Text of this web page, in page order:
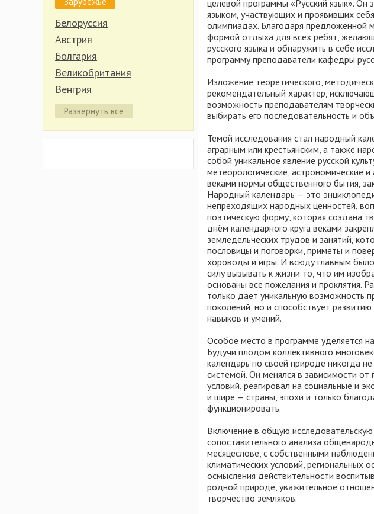
Иркутская область
Калининградская область
Калужская область
Карелия
Кировская область
Костромская область
Красноярский край
Крым
Липецкая область
Нижегородская область
Белоруссия
Австрия
Болгария
Великобритания
Венгрия
Германия
Греция
Индонезия
Италия
Развернуть все
целевой программы «Русский язык». Он
языком, участвующих и проявивших
олимпиадах. Благодаря предложенной
формой отдыха для всех ребят,
русского языка и обнаружить в себе
программу преподаватели кафедры
Изложение теоретического,
рекомендательный характер,
возможность преподавателям
выбирать его последовательность и
Темой исследования стал народный
аграрным или крестьянским, а также
собой уникальное явление русской
метеорологические, астрономические
веками нормы общественного бытия,
Народный календарь — это
непреходящих народных ценностей,
поэтическую форму, которая создана
днём календарного круга веками
земледельческих трудов и занятий,
пословицы и поговорки, приметы и
хороводы и игры. И всюду главным
силу вызывать к жизни то, что им
основаны все пожелания и проклятия.
только даёт уникальную возможность
поколений, но и способствует
навыков и умений.
Особое место в программе уделяется
Будучи плодом коллективного
календарь по своей природе никогда
системой. Он менялся в зависимости от
условий, реагировал на социальные и
и шире — страны, эпохи и только
функционировать.
Включение в общую
сопоставительного анализа
месяцеслове, с собственными
климатических условий, региональных
осмысления действительности
родной природе, уважительное
творчество земляков.